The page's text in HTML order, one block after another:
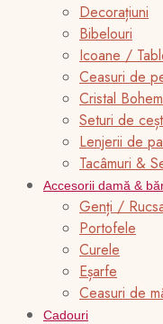
Decorațiuni
Bibelouri
Icoane /
Ceasuri de
Cristal
Seturi de
Lenjerii de
Tacâmuri &
Accesorii damă &
Genți /
Portofele
Curele
Eșarfe
Ceasuri de
Cadouri